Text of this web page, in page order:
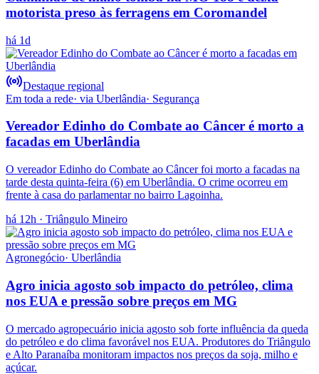
motorista preso às ferragens em Coromandel
há 1d
Destaque regional
Em toda a rede· via Uberlândia· Segurança
Vereador Edinho do Combate ao Câncer é morto a
facadas em Uberlândia
O vereador Edinho do Combate ao Câncer foi morto a facadas na
tarde desta quinta-feira (6) em Uberlândia. O crime ocorreu em
frente à casa do parlamentar no bairro Lagoinha.
há 12h · Triângulo Mineiro
Agronegócio· Uberlândia
Agro inicia agosto sob impacto do petróleo, clima
nos EUA e pressão sobre preços em MG
O mercado agropecuário inicia agosto sob forte influência da queda
do petróleo e do clima favorável nos EUA. Produtores do Triângulo
e Alto Paranaíba monitoram impactos nos preços da soja, milho e
açúcar.